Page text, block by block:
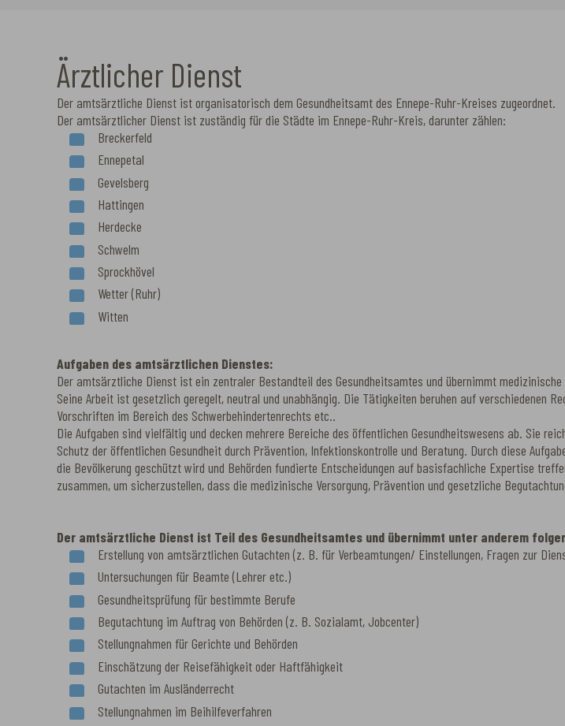
Ärztlicher Dienst
Der amtsärztliche Dienst ist organisatorisch dem Gesundheitsamt des Ennepe-Ruhr-Kreises zugeordnet.
Der amtsärztlicher Dienst ist zuständig für die Städte im Ennepe-Ruhr-Kreis, darunter zählen:
Breckerfeld
Ennepetal
Gevelsberg
Hattingen
Herdecke
Schwelm
Sprockhövel
Wetter (Ruhr)
Witten
Aufgaben des amtsärztlichen Dienstes:
Der amtsärztliche Dienst ist ein zentraler Bestandteil des Gesundheitsamtes und übernimmt
Seine Arbeit ist gesetzlich geregelt, neutral und unabhängig. Die Tätigkeiten beruhen auf verschiedenen
Vorschriften im Bereich des Schwerbehindertenrechts etc..
Die Aufgaben sind vielfältig und decken mehrere Bereiche des öffentlichen Gesundheitswesens ab. Sie
Schutz der öffentlichen Gesundheit durch Prävention, Infektionskontrolle und Beratung. Durch diese
die Bevölkerung geschützt wird und Behörden fundierte Entscheidungen auf basisfachliche Expertise
zusammen, um sicherzustellen, dass die medizinische Versorgung, Prävention und gesetzliche
Der amtsärztliche Dienst ist Teil des Gesundheitsamtes und übernimmt unter anderem
Erstellung von amtsärztlichen Gutachten (z. B. für Verbeamtungen/ Einstellungen, Fragen zur
Untersuchungen für Beamte (Lehrer etc.)
Gesundheitsprüfung für bestimmte Berufe
Begutachtung im Auftrag von Behörden (z. B. Sozialamt, Jobcenter)
Stellungnahmen für Gerichte und Behörden
Einschätzung der Reisefähigkeit oder Haftfähigkeit
Gutachten im Ausländerrecht
Stellungnahmen im Beihilfeverfahren